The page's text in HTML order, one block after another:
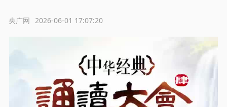
2026-06-01 17:07:20
央广网